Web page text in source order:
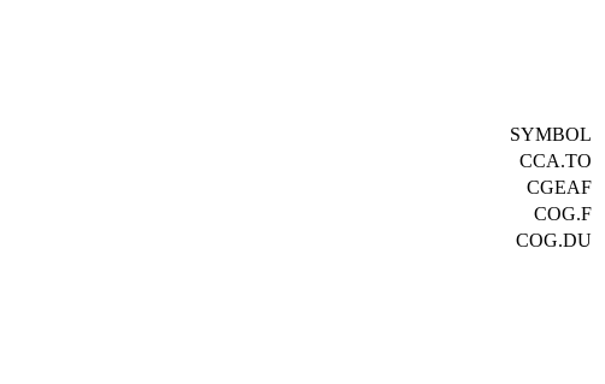
SYMBOL
CCA.TO
CGEAF
COG.F
COG.DU